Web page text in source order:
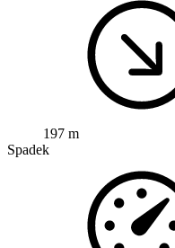
197 m
Spadek